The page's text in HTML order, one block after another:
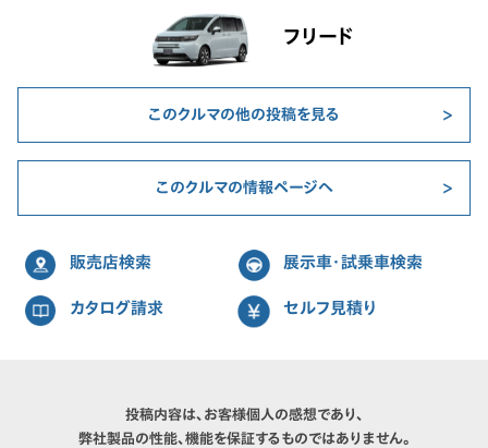
フリード
このクルマの他の投稿を見る
このクルマの情報ページへ
販売店検索 展示車・試乗車検索
カタログ請求 セルフ見積り
投稿内容は、お客様個人の感想であり、
弊社製品の性能、機能を保証するものではありません。